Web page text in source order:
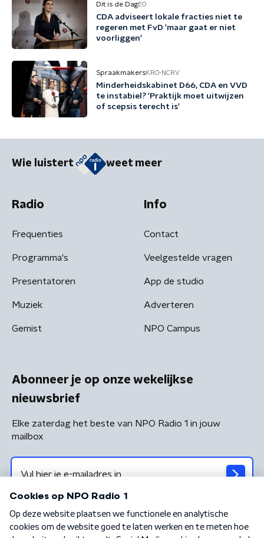
Dit is de DagEO
CDA adviseert lokale fracties niet te
regeren met FvD 'maar gaat er niet
voorliggen'
SpraakmakersKRO-NCRV
Minderheidskabinet D66, CDA en VVD
te instabiel? 'Praktijk moet uitwijzen
of scepsis terecht is'
Wie luistert weet meer
Radio
Frequenties
Programma's
Presentatoren
Muziek
Gemist
Info
Contact
Veelgestelde vragen
App de studio
Adverteren
NPO Campus
Abonneer je op onze wekelijkse
nieuwsbrief
Elke zaterdag het beste van NPO Radio 1 in jouw
mailbox